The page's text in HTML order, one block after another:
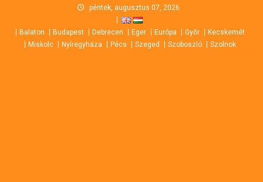
content
péntek, augusztus 07, 2026
Balaton Budapest Debrecen Eger Európa Győr
Kecskemét
Miskolc
Nyíregyháza Pécs Szeged Szoboszló Szolnok